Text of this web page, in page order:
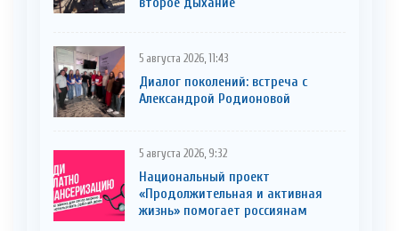
5 августа 2026, 11:43
Диалог поколений: встреча с
Александрой Родионовой
5 августа 2026, 9:32
Национальный проект
«Продолжительная и активная
жизнь» помогает россиянам